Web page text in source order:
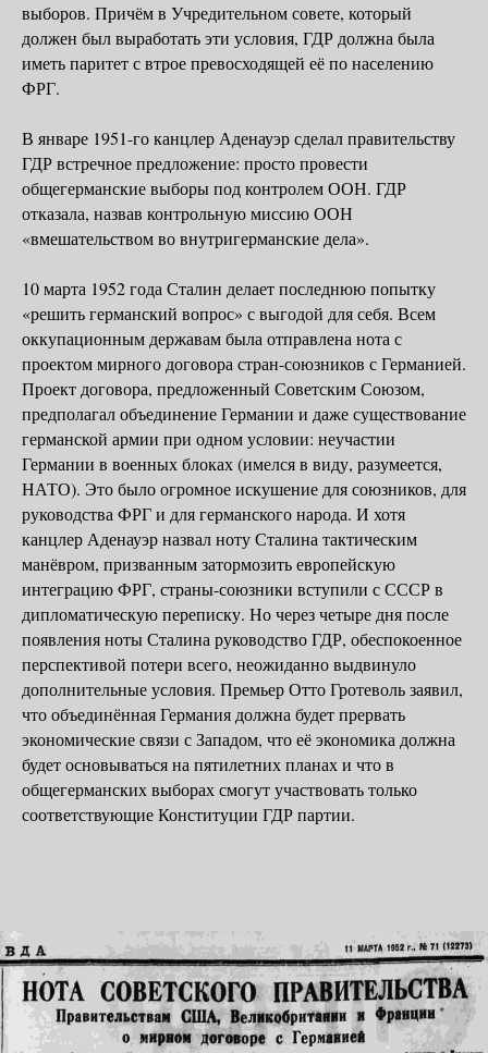
выборов. Причём в Учредительном совете, который
должен был выработать эти условия, ГДР должна была
иметь паритет с втрое превосходящей её по населению
ФРГ.
В январе 1951-го канцлер Аденауэр сделал правительству
ГДР встречное предложение: просто провести
общегерманские выборы под контролем ООН. ГДР
отказала, назвав контрольную миссию ООН
«вмешательством во внутригерманские дела».
10 марта 1952 года Сталин делает последнюю попытку
«решить германский вопрос» с выгодой для себя. Всем
оккупационным державам была отправлена нота с
проектом мирного договора стран-союзников с Германией.
Проект договора, предложенный Советским Союзом,
предполагал объединение Германии и даже существование
германской армии при одном условии: неучастии
Германии в военных блоках (имелся в виду, разумеется,
НАТО). Это было огромное искушение для союзников, для
руководства ФРГ и для германского народа. И хотя
канцлер Аденауэр назвал ноту Сталина тактическим
манёвром, призванным затормозить европейскую
интеграцию ФРГ, страны-союзники вступили с СССР в
дипломатическую переписку. Но через четыре дня после
появления ноты Сталина руководство ГДР, обеспокоенное
перспективой потери всего, неожиданно выдвинуло
дополнительные условия. Премьер Отто Гротеволь заявил,
что объе­динённая Германия должна будет прервать
экономические связи с Западом, что её экономика должна
будет основываться на пятилетних планах и что в
общегерманских выборах смогут участвовать только
соответствующие Конституции ГДР партии.